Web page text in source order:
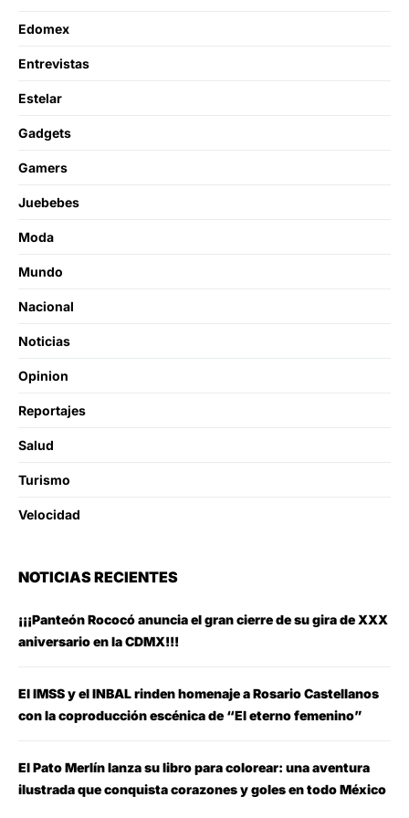
Edomex
Entrevistas
Estelar
Gadgets
Gamers
Juebebes
Moda
Mundo
Nacional
Noticias
Opinion
Reportajes
Salud
Turismo
Velocidad
NOTICIAS RECIENTES
¡¡¡Panteón Rococó anuncia el gran cierre de su gira de XXX
aniversario en la CDMX!!!
El IMSS y el INBAL rinden homenaje a Rosario Castellanos
con la coproducción escénica de “El eterno femenino”
El Pato Merlín lanza su libro para colorear: una aventura
ilustrada que conquista corazones y goles en todo México